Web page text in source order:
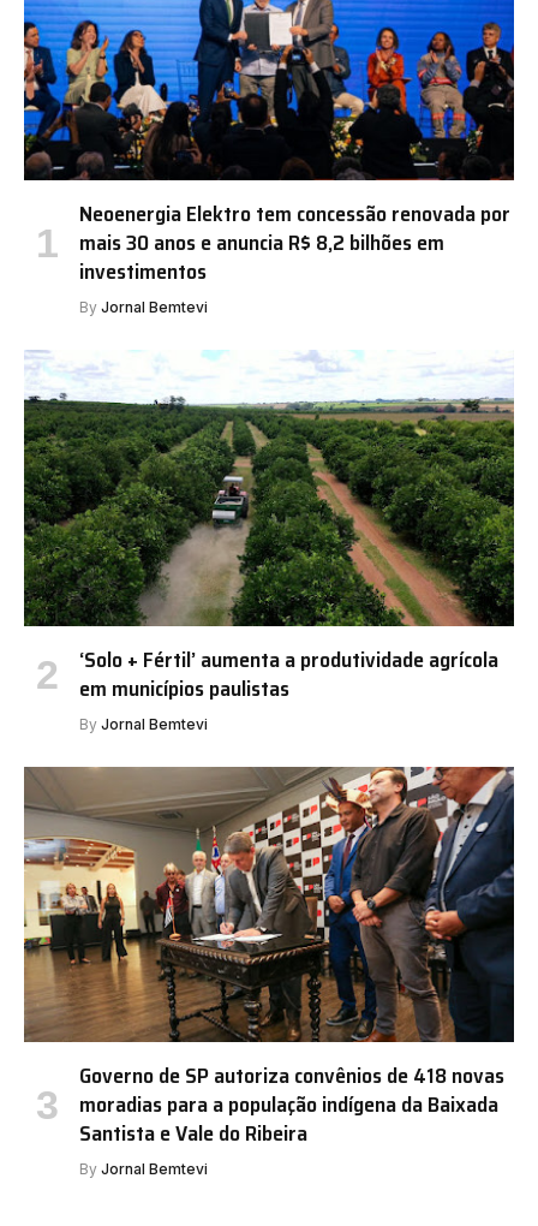
Neoenergia Elektro tem concessão renovada por
mais 30 anos e anuncia R$ 8,2 bilhões em
investimentos
By Jornal Bemtevi
‘Solo + Fértil’ aumenta a produtividade agrícola
em municípios paulistas
By Jornal Bemtevi
Governo de SP autoriza convênios de 418 novas
moradias para a população indígena da Baixada
Santista e Vale do Ribeira
By Jornal Bemtevi